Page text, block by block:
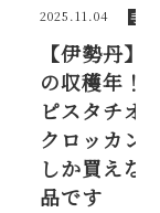
2025.11.04 手土
【伊勢丹】
の収穫年！
ピスタチオ
クロッカン
しか買えな
品です